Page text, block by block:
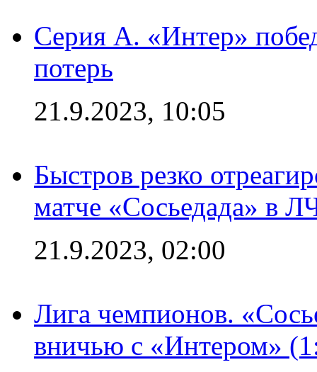
Серия А. «Интер»
потерь
21.9.2023, 10:05
Быстров резко
матче «Сосьедада» в
21.9.2023, 02:00
Лига чемпионов.
вничью с «Интером»